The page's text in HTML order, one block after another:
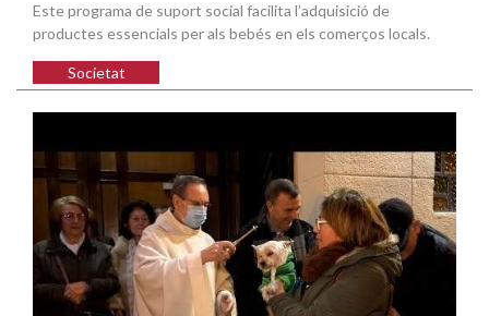
Este programa de suport social facilita l’adquisició de
productes essencials per als bebés en els comerços locals.
Societat